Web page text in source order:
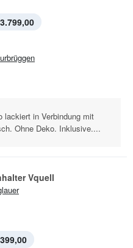
lackiert in Verbindung mit
Ohne Deko. Inklusive....
Vquell